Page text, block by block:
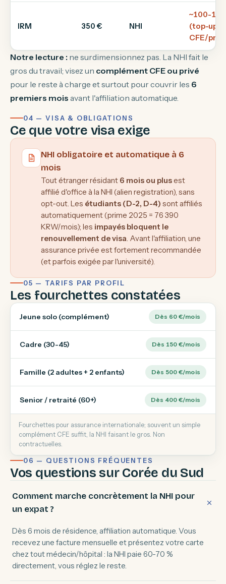
IRM 350 € NHI
~100-
(top-up
CFE/
Notre lecture : ne surdimensionnez pas. La NHI fait le
gros du travail; visez un complément CFE ou privé
pour le reste à charge et surtout pour couvrir les 6
premiers mois avant l'affiliation automatique.
04 — VISA & OBLIGATIONS
Ce que votre visa exige
NHI obligatoire et automatique à 6
mois
Tout étranger résidant 6 mois ou plusest
affilié d'office à la NHI (alien registration), sans
opt-out. Les étudiants (D-2, D-4) sont affiliés
automatiquement (prime 2025 = 76 390
KRW/mois); les impayés bloquent le
renouvellement de visa. Avant l'affiliation, une
assurance privée est fortement recommandée
(et parfois exigée par l'université).
05 — TARIFS PAR PROFIL
Les fourchettes constatées
Jeune solo (complément) Dès 60 €/mois
Cadre (30-45) Dès 150 €/mois
Famille (2 adultes + 2 enfants) Dès 500 €/mois
Senior / retraité (60+) Dès 400 €/mois
Fourchettes pour assurance internationale; souvent un simple
complément CFE suffit, la NHI faisant le gros. Non
contractuelles.
06 — QUESTIONS FRÉQUENTES
Vos questions sur Corée du Sud
Comment marche concrètement la NHI pour
un expat ?
Dès 6 mois de résidence, affiliation automatique. Vous
recevez une facture mensuelle et présentez votre carte
chez tout médecin/hôpital : la NHI paie 60-70 %
directement, vous réglez le reste.